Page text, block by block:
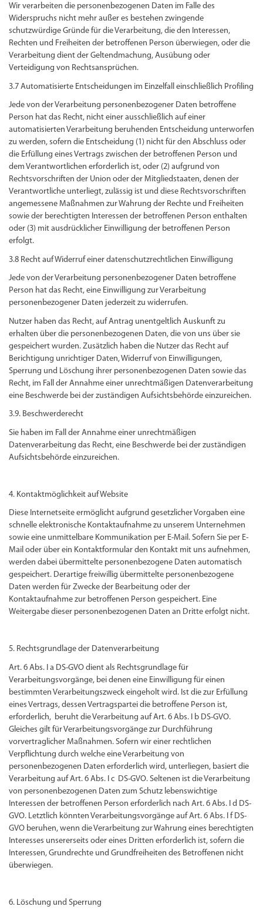
Wir verarbeiten die personenbezogenen Daten im Falle des
Widerspruchs nicht mehr außer es bestehen zwingende
schutzwürdige Gründe für die Verarbeitung, die den Interessen,
Rechten und Freiheiten der betroffenen Person überwiegen, oder die
Verarbeitung dient der Geltendmachung, Ausübung oder
Verteidigung von Rechtsansprüchen.
3.7 Automatisierte Entscheidungen im Einzelfall einschließlich Profiling
Jede von der Verarbeitung personenbezogener Daten betroffene
Person hat das Recht, nicht einer ausschließlich auf einer
automatisierten Verarbeitung beruhenden Entscheidung unterworfen
zu werden, sofern die Entscheidung (1) nicht für den Abschluss oder
die Erfüllung eines Vertrags zwischen der betroffenen Person und
dem Verantwortlichen erforderlich ist, oder (2) aufgrund von
Rechtsvorschriften der Union oder der Mitgliedstaaten, denen der
Verantwortliche unterliegt, zulässig ist und diese Rechtsvorschriften
angemessene Maßnahmen zur Wahrung der Rechte und Freiheiten
sowie der berechtigten Interessen der betroffenen Person enthalten
oder (3) mit ausdrücklicher Einwilligung der betroffenen Person
erfolgt.
3.8 Recht auf Widerruf einer datenschutzrechtlichen Einwilligung
Jede von der Verarbeitung personenbezogener Daten betroffene
Person hat das Recht, eine Einwilligung zur Verarbeitung
personenbezogener Daten jederzeit zu widerrufen.
Nutzer haben das Recht, auf Antrag unentgeltlich Auskunft zu
erhalten über die personenbezogenen Daten, die von uns über sie
gespeichert wurden. Zusätzlich haben die Nutzer das Recht auf
Berichtigung unrichtiger Daten, Widerruf von Einwilligungen,
Sperrung und Löschung ihrer personenbezogenen Daten sowie das
Recht, im Fall der Annahme einer unrechtmäßigen Datenverarbeitung
eine Beschwerde bei der zuständigen Aufsichtsbehörde einzureichen.
3.9. Beschwerderecht
Sie haben im Fall der Annahme einer unrechtmäßigen
Datenverarbeitung das Recht, eine Beschwerde bei der zuständigen
Aufsichtsbehörde einzureichen.
4. Kontaktmöglichkeit auf Website
Diese Internetseite ermöglicht aufgrund gesetzlicher Vorgaben eine
schnelle elektronische Kontaktaufnahme zu unserem Unternehmen
sowie eine unmittelbare Kommunikation per E-Mail. Sofern Sie per E-
Mail oder über ein Kontaktformular den Kontakt mit uns aufnehmen,
werden dabei übermittelte personenbezogene Daten automatisch
gespeichert. Derartige freiwillig übermittelte personenbezogene
Daten werden für Zwecke der Bearbeitung oder der
Kontaktaufnahme zur betroffenen Person gespeichert. Eine
Weitergabe dieser personenbezogenen Daten an Dritte erfolgt nicht.
5. Rechtsgrundlage der Datenverarbeitung
Art. 6 Abs. I a DS-GVO dient als Rechtsgrundlage für
Verarbeitungsvorgänge, bei denen eine Einwilligung für einen
bestimmten Verarbeitungszweck eingeholt wird. Ist die zur Erfüllung
eines Vertrags, dessen Vertragspartei die betroffene Person ist,
erforderlich, beruht die Verarbeitung auf Art. 6 Abs. I b DS-GVO.
Gleiches gilt für Verarbeitungsvorgänge zur Durchführung
vorvertraglicher Maßnahmen. Sofern wir einer rechtlichen
Verpflichtung durch welche eine Verarbeitung von
personenbezogenen Daten erforderlich wird, unterliegen, basiert die
Verarbeitung auf Art. 6 Abs. I c DS-GVO. Seltenen ist die Verarbeitung
von personenbezogenen Daten zum Schutz lebenswichtige
Interessen der betroffenen Person erforderlich nach Art. 6 Abs. I d DS-
GVO. Letztlich könnten Verarbeitungsvorgänge auf Art. 6 Abs. I f DS-
GVO beruhen, wenn die Verarbeitung zur Wahrung eines berechtigten
Interesses unsererseits oder eines Dritten erforderlich ist, sofern die
Interessen, Grundrechte und Grundfreiheiten des Betroffenen nicht
überwiegen.
6. Löschung und Sperrung